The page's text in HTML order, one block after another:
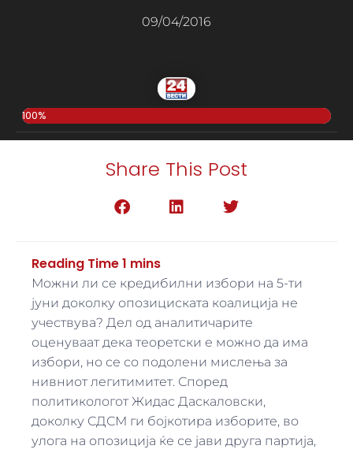
09/04/2016
100%
Share This Post
Можни ли се кредибилни избори на 5-ти
јуни доколку опозициската коалиција не
учествува? Дел од аналитичарите
оценуваат дека теоретски е можно да има
избори, но се со подолени мислења за
нивниот легитимитет. Според
политикологот Жидас Даскаловски,
доколку СДСМ ги бојкотира изборите, во
улога на опозиција ќе се јави друга партија,